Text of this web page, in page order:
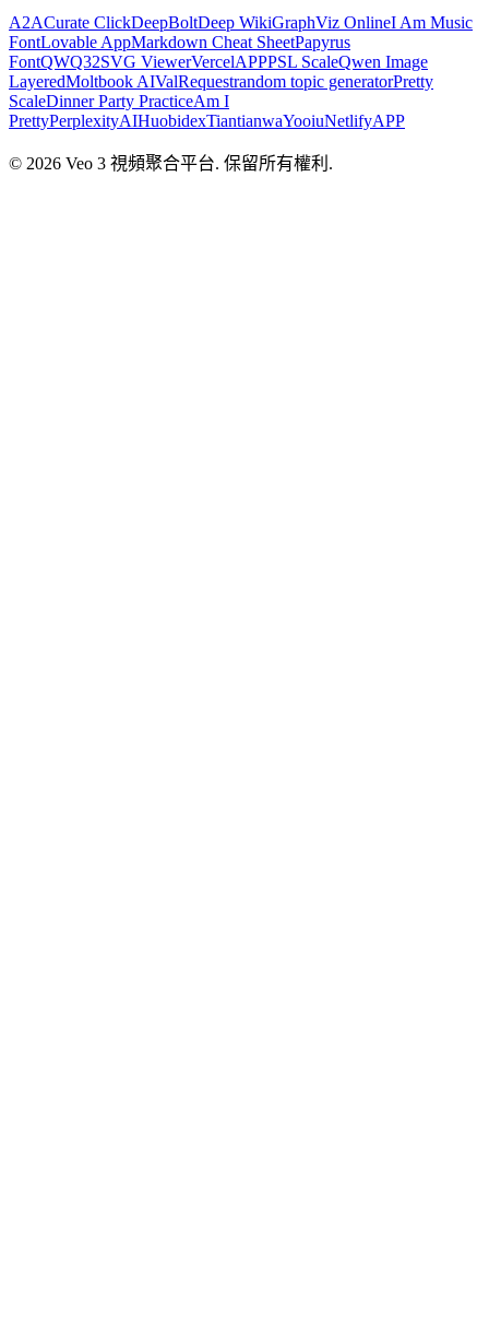
A2ACurate ClickDeepBoltDeep WikiGraphViz OnlineI Am Music
FontLovable AppMarkdown Cheat SheetPapyrus
FontQWQ32SVG ViewerVercelAPPPSL ScaleQwen Image
LayeredMoltbook AIValRequestrandom topic generatorPretty
ScaleDinner Party PracticeAm I
PrettyPerplexityAIHuobidexTiantianwaYooiuNetlifyAPP
© 2026 Veo 3 視頻聚合平台. 保留所有權利.